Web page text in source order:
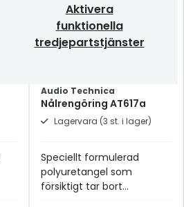
Aktivera
funktionella
tredjepartstjänster
Audio Technica
Nålrengöring AT617a
Lagervara (3 st. i lager)
Speciellt formulerad
polyuretangel som
försiktigt tar bort